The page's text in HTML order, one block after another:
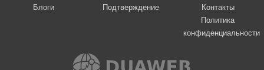
Блоги
Подтверждение
Контакты
Политика
конфиденциальности